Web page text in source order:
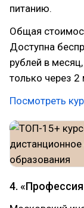
питанию.
Общая
Доступна
рублей в
только через 2
Посмотреть
4.